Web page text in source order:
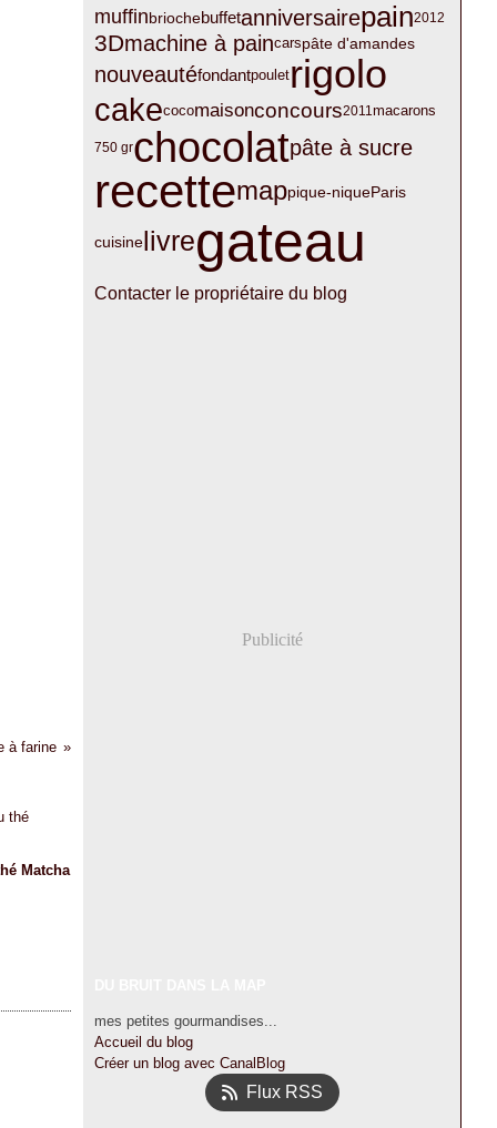
à farine
Matcha
muffinbriochebuffetanniversairepain2012
3Dmachine à paincarspâte d'amandes
nouveautéfondantpouletrigolo
cakecocomaisonconcours2011 macarons
750 grchocolatpâte à sucre
recettemappique-niqueParis
cuisine livregateau
Contacter le propriétaire du blog
Publicité
mes petites gourmandises...
Accueil du blog
Créer un blog avec CanalBlog
Flux RSS